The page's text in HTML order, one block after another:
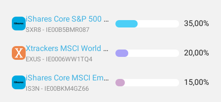
iShares Core S&P 500 UCITS ETF USD (Acc)
SXR8 - IE00B5BMR087
35,00%
Xtrackers MSCI World ex USA UCITS ETF 1C USD
EXUS - IE0006WW1TQ4
20,00%
iShares Core MSCI Emerging Markets IMI UCITS
IS3N - IE00BKM4GZ66
15,00%